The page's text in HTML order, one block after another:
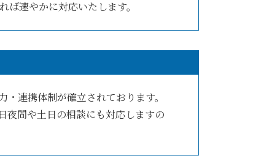
速やかに対応いたします。
連携体制が確立されております。
夜間や土日の相談にも対応しますの